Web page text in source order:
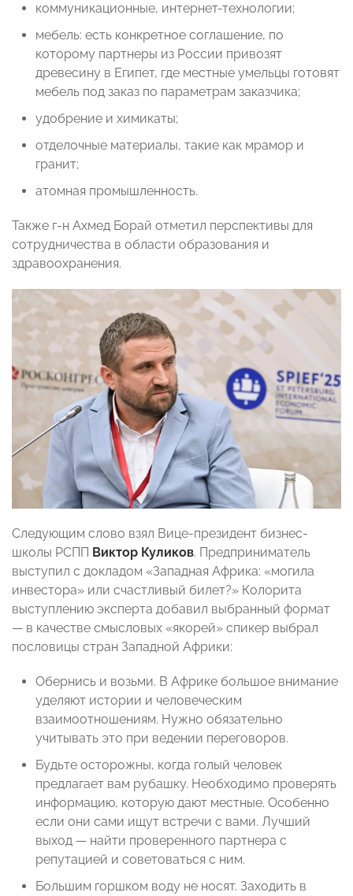
коммуникационные, интернет-технологии;
мебель: есть конкретное соглашение, по
которому партнеры из России привозят
древесину в Египет, где местные умельцы готовят
мебель под заказ по параметрам заказчика;
удобрение и химикаты;
отделочные материалы, такие как мрамор и
гранит;
атомная промышленность.
Также г-н Ахмед Борай отметил перспективы для
сотрудничества в области образования и
здравоохранения.
Следующим слово взял Вице-президент бизнес-
школы РСПП Виктор Куликов. Предприниматель
выступил с докладом «Западная Африка: «могила
инвестора» или счастливый билет?» Колорита
выступлению эксперта добавил выбранный формат
— в качестве смысловых «якорей» спикер выбрал
пословицы стран Западной Африки:
Обернись и возьми. В Африке большое внимание
уделяют истории и человеческим
взаимоотношениям. Нужно обязательно
учитывать это при ведении переговоров.
Будьте осторожны, когда голый человек
предлагает вам рубашку. Необходимо проверять
информацию, которую дают местные. Особенно
если они сами ищут встречи с вами. Лучший
выход — найти проверенного партнера с
репутацией и советоваться с ним.
Большим горшком воду не носят. Заходить в